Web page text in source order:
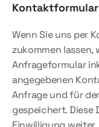
Kontaktformular
Wenn Sie uns per
zukommen lassen,
Anfrageformular
angegebenen
Anfrage und für
gespeichert. Diese